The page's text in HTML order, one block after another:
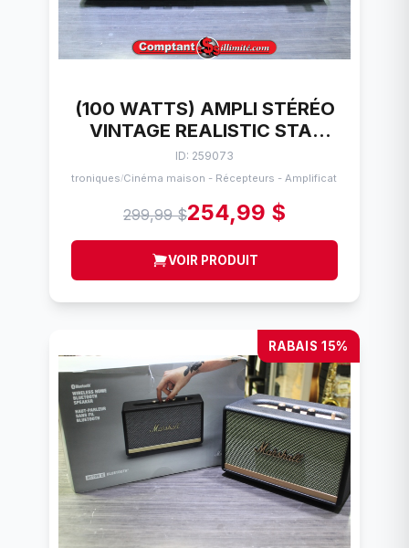
(100 WATTS) AMPLI STÉRÉO
VINTAGE REALISTIC STA-
2500
ID: 259073
Électroniques/Cinéma maison - Récepteurs - Amplificateurs
299,99 $254,99 $
VOIR PRODUIT
RABAIS 15%